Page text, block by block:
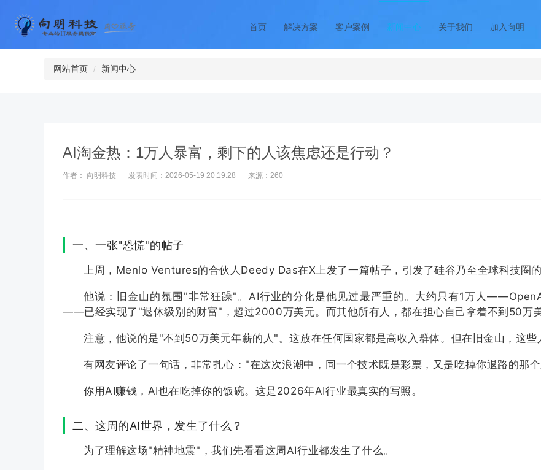
首页 解决方案 客户案例 新闻中心 关于我们 加入向明
网站首页 新闻中心
AI淘金热：1万人暴富，剩下的人该焦虑还是行动？
作者： 向明科技 发表时间：2026-05-19 20:19:28 来源：260
一、一张"恐慌"的帖子
上周，Menlo Ventures的合伙人Deedy Das在X上发了一篇帖子，引发了硅谷乃至全球科技圈的
他说：旧金山的氛围"非常狂躁"。AI行业的分化是他见过最严重的。大约只有1万人
——已经实现了"退休级别的财富"，超过2000万美元。而其他所有人，都在担心自己拿着不到50万
注意，他说的是"不到50万美元年薪的人"。这放在任何国家都是高收入群体。但在旧金山，这些
有网友评论了一句话，非常扎心："在这次浪潮中，同一个技术既是彩票，又是吃掉你退路的那
你用AI赚钱，AI也在吃掉你的饭碗。这是2026年AI行业最真实的写照。
二、这周的AI世界，发生了什么？
为了理解这场"精神地震"，我们先看看这周AI行业都发生了什么。